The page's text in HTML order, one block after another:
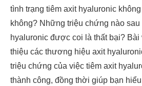
tình trạng tiêm axit hyaluronic
không? Những triệu chứng nào sau
hyaluronic được coi là thất bại? Bài
thiệu các thương hiệu axit
triệu chứng của việc tiêm axit
thành công, đồng thời giúp bạn